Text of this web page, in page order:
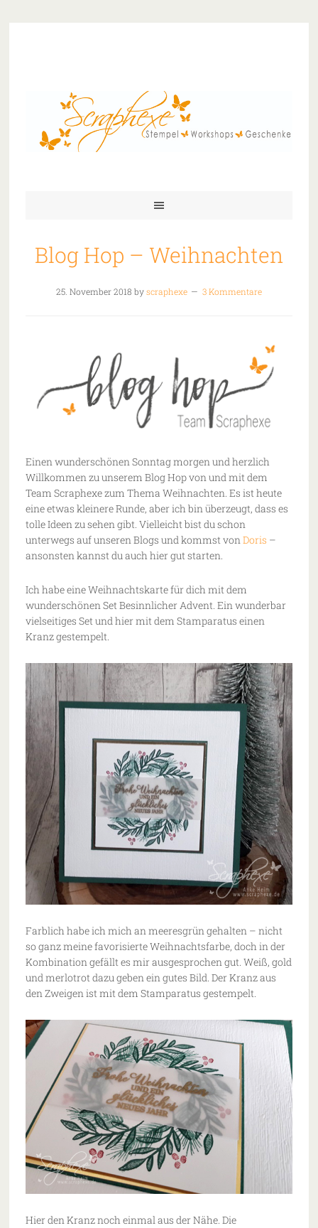
Blog Hop – Weihnachten
25. November 2018 byscraphexe 3 Kommentare
Einen wunderschönen Sonntag morgen und herzlich
Willkommen zu unserem Blog Hop von und mit dem
Team Scraphexe zum Thema Weihnachten. Es ist heute
eine etwas kleinere Runde, aber ich bin überzeugt, dass es
tolle Ideen zu sehen gibt. Vielleicht bist du schon
unterwegs auf unseren Blogs und kommst von Doris –
ansonsten kannst du auch hier gut starten.
Ich habe eine Weihnachtskarte für dich mit dem
wunderschönen Set Besinnlicher Advent. Ein wunderbar
vielseitiges Set und hier mit dem Stamparatus einen
Kranz gestempelt.
Farblich habe ich mich an meeresgrün gehalten – nicht
so ganz meine favorisierte Weihnachtsfarbe, doch in der
Kombination gefällt es mir ausgesprochen gut. Weiß, gold
und merlotrot dazu geben ein gutes Bild. Der Kranz aus
den Zweigen ist mit dem Stamparatus gestempelt.
Hier den Kranz noch einmal aus der Nähe. Die